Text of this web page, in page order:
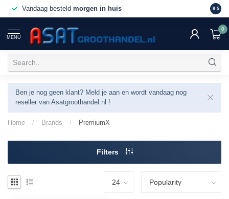
Vandaag besteld morgen in huis Ook
8.5
MENU
0
Ben je nog geen klant? Meld je aan en wordt vandaag nog
reseller van Asatgroothandel.nl !
Home / Brands / PremiumX
Filters